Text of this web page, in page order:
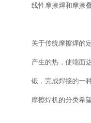
线性摩擦焊和摩擦叠
关于传统摩擦焊的
产生的热，使端面
锻，完成焊接的一
摩擦焊机的分类希